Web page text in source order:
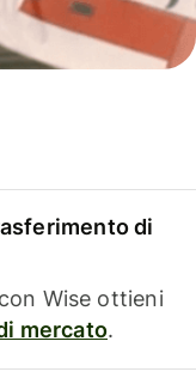
di
Wise ottieni
mercato.